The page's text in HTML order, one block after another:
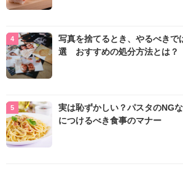
写真を捨てるとき、やるべきで
選 おすすめの処分方法とは？
実は恥ずかしい？パスタのNG
につけるべき食事のマナー